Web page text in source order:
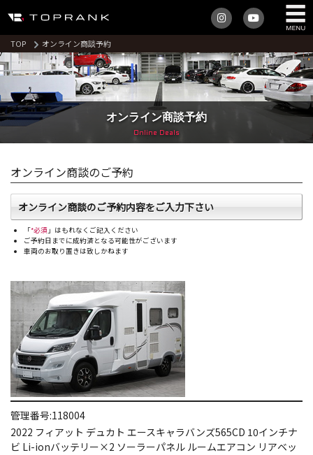
TOP オンライン商談予約
オンライン商談予約
Online Deals
オンライン商談のご予約
オンライン商談のご予約内容をご入力下さい
「*必須 」はもれなくご記入ください
ご予約日までに成約済となる可能性がございます
車両のお取り置きは致しかねます
管理番号:118004
2022 フィアット デュカト エースキャラバンズ565CD 10インチナ
ビ Li-ionバッテリー×2 ソーラーパネル ルームエアコン リアベッ